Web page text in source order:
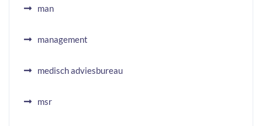
man
management
medisch adviesbureau
msr